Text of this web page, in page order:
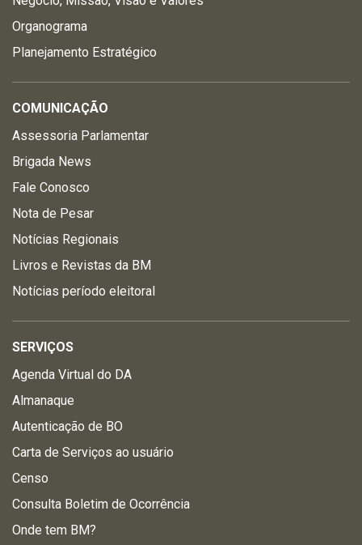
Organograma
Planejamento Estratégico
COMUNICAÇÃO
Assessoria Parlamentar
Brigada News
Fale Conosco
Nota de Pesar
Notícias Regionais
Livros e Revistas da BM
Notícias período eleitoral
SERVIÇOS
Agenda Virtual do DA
Almanaque
Autenticação de BO
Carta de Serviços ao usuário
Censo
Consulta Boletim de Ocorrência
Onde tem BM?